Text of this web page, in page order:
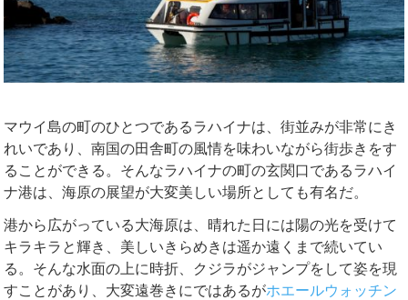
マウイ島の町のひとつであるラハイナは、街並みが非常にき
れいであり、南国の田舎町の風情を味わいながら街歩きをす
ることができる。そんなラハイナの町の玄関口であるラハイ
ナ港は、海原の展望が大変美しい場所としても有名だ。
港から広がっている大海原は、晴れた日には陽の光を受けて
キラキラと輝き、美しいきらめきは遥か遠くまで続いてい
る。そんな水面の上に時折、クジラがジャンプをして姿を現
すことがあり、大変遠巻きにではあるがホエールウォッチン